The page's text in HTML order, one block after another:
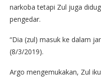
narkoba tetapi Zul juga
pengedar.
“Dia (zul) masuk ke dalam
(8/3/2019).
Argo mengemukakan, Zul